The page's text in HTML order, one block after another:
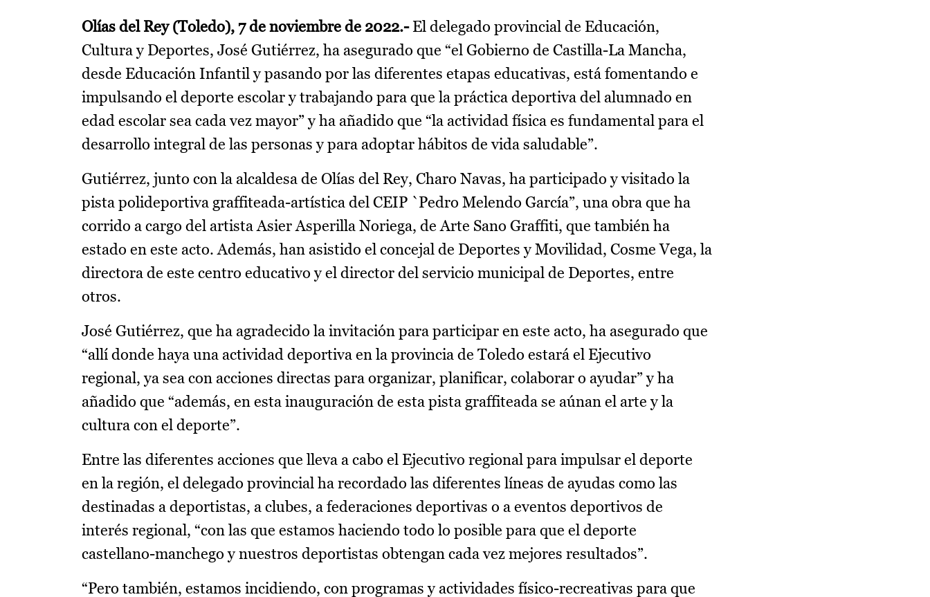
Olías del Rey (Toledo), 7 de noviembre de 2022.-El delegado provincial de Educación,
Cultura y Deportes, José Gutiérrez, ha asegurado que “el Gobierno de Castilla-La Mancha,
desde Educación Infantil y pasando por las diferentes etapas educativas, está fomentando e
impulsando el deporte escolar y trabajando para que la práctica deportiva del alumnado en
edad escolar sea cada vez mayor” y ha añadido que “la actividad física es fundamental para el
desarrollo integral de las personas y para adoptar hábitos de vida saludable”.
Gutiérrez, junto con la alcaldesa de Olías del Rey, Charo Navas, ha participado y visitado la
pista polideportiva graffiteada-artística del CEIP `Pedro Melendo García”, una obra que ha
corrido a cargo del artista Asier Asperilla Noriega, de Arte Sano Graffiti, que también ha
estado en este acto. Además, han asistido el concejal de Deportes y Movilidad, Cosme Vega, la
directora de este centro educativo y el director del servicio municipal de Deportes, entre
otros.
José Gutiérrez, que ha agradecido la invitación para participar en este acto, ha asegurado que
“allí donde haya una actividad deportiva en la provincia de Toledo estará el Ejecutivo
regional, ya sea con acciones directas para organizar, planificar, colaborar o ayudar” y ha
añadido que “además, en esta inauguración de esta pista graffiteada se aúnan el arte y la
cultura con el deporte”.
Entre las diferentes acciones que lleva a cabo el Ejecutivo regional para impulsar el deporte
en la región, el delegado provincial ha recordado las diferentes líneas de ayudas como las
destinadas a deportistas, a clubes, a federaciones deportivas o a eventos deportivos de
interés regional, “con las que estamos haciendo todo lo posible para que el deporte
castellano-manchego y nuestros deportistas obtengan cada vez mejores resultados”.
“Pero también, estamos incidiendo, con programas y actividades físico-recreativas para que